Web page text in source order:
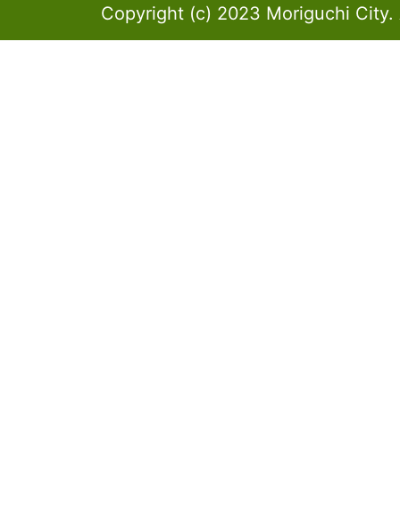
Copyright (c) 2023 Moriguchi City.